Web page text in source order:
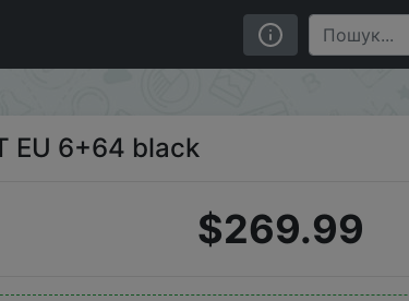
EU 6+64 black
$269.99